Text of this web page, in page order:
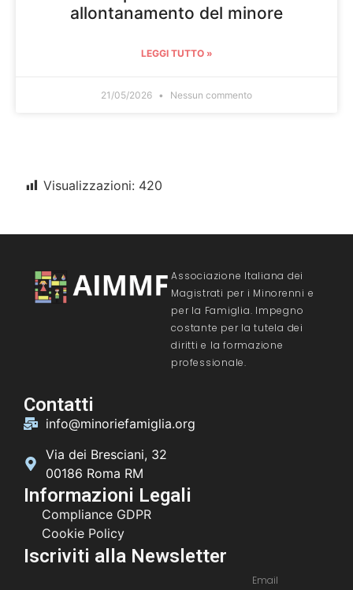
allontanamento del minore
LEGGI TUTTO »
21/05/2026 Nessun commento
Visualizzazioni: 420
Associazione Italiana dei
Magistrati per i Minorenni e
per la Famiglia. Impegno
costante per la tutela dei
diritti e la formazione
professionale.
Contatti
info@minoriefamiglia.org
Via dei Bresciani, 32
00186 Roma RM
Informazioni Legali
Compliance GDPR
Cookie Policy
Iscriviti alla Newsletter